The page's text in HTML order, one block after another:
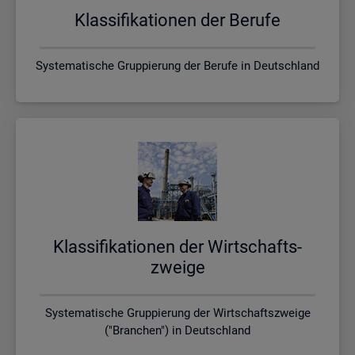
Klas­si­fi­ka­tio­nen der Be­ru­fe
Systematische Gruppierung der Berufe in Deutschland
Klas­si­fi­ka­tio­nen der Wirt­schafts­
zwei­ge
Systematische Gruppierung der Wirtschaftszweige
("Branchen") in Deutschland